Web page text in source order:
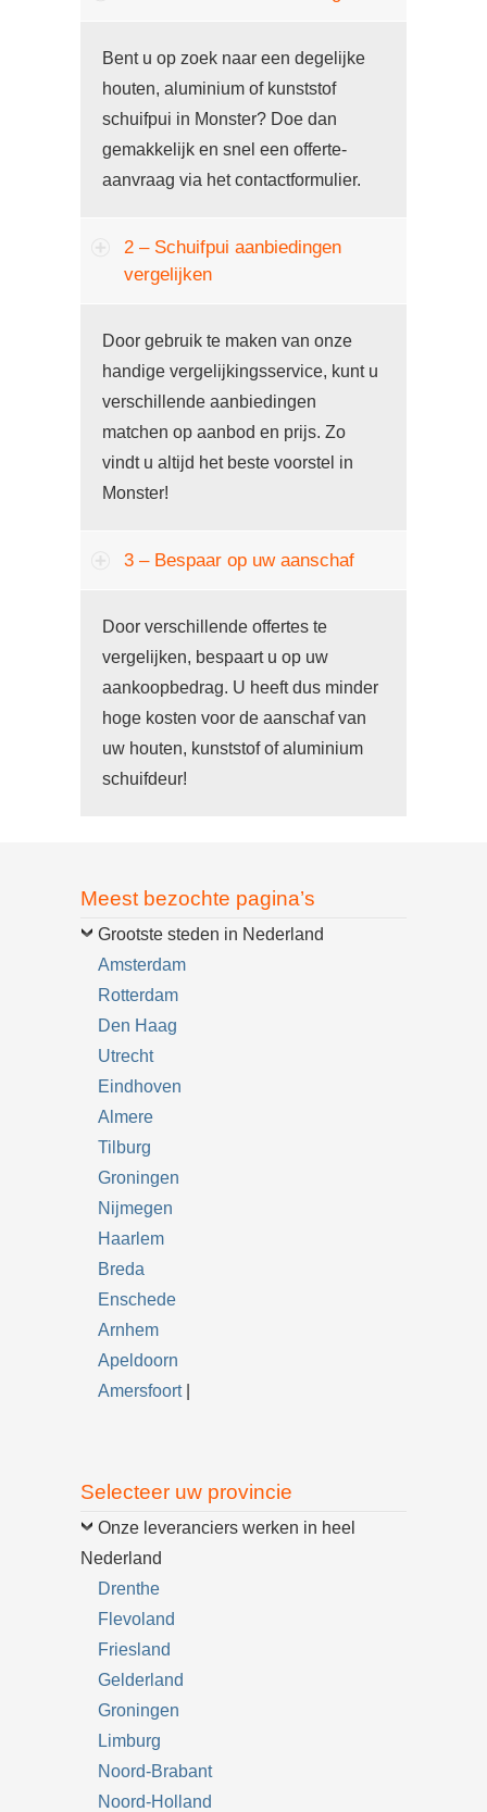
Bent u op zoek naar een degelijke
houten, aluminium of kunststof
schuifpui in Monster? Doe dan
gemakkelijk en snel een offerte-
aanvraag via het contactformulier.
2 – Schuifpui aanbiedingen
vergelijken
Door gebruik te maken van onze
handige vergelijkingsservice, kunt u
verschillende aanbiedingen
matchen op aanbod en prijs. Zo
vindt u altijd het beste voorstel in
Monster!
3 – Bespaar op uw aanschaf
Door verschillende offertes te
vergelijken, bespaart u op uw
aankoopbedrag. U heeft dus minder
hoge kosten voor de aanschaf van
uw houten, kunststof of aluminium
schuifdeur!
Meest bezochte pagina’s
Grootste steden in Nederland
Amsterdam
Rotterdam
Den Haag
Utrecht
Eindhoven
Almere
Tilburg
Groningen
Nijmegen
Haarlem
Breda
Enschede
Arnhem
Apeldoorn
Amersfoort|
Selecteer uw provincie
Onze leveranciers werken in heel
Nederland
Drenthe
Flevoland
Friesland
Gelderland
Groningen
Limburg
Noord-Brabant
Noord-Holland